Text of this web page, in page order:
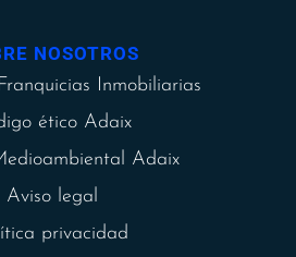
NOSOTROS
Inmobiliarias
ético Adaix
Adaix
Aviso legal
privacidad